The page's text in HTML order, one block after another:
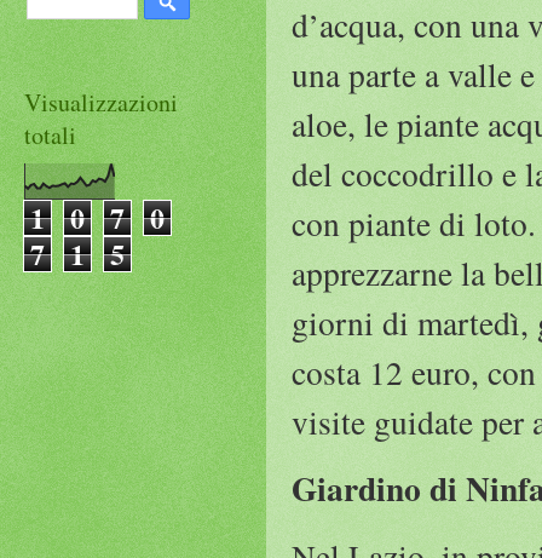
d’acqua, con
una parte a valle
aloe, le piante
del coccodrillo e
con piante di
apprezzarne la
giorni di martedì,
costa 12 euro,
visite guidate per
Giardino di
Visualizzazioni
totali
1 0 7 0
7 1 5